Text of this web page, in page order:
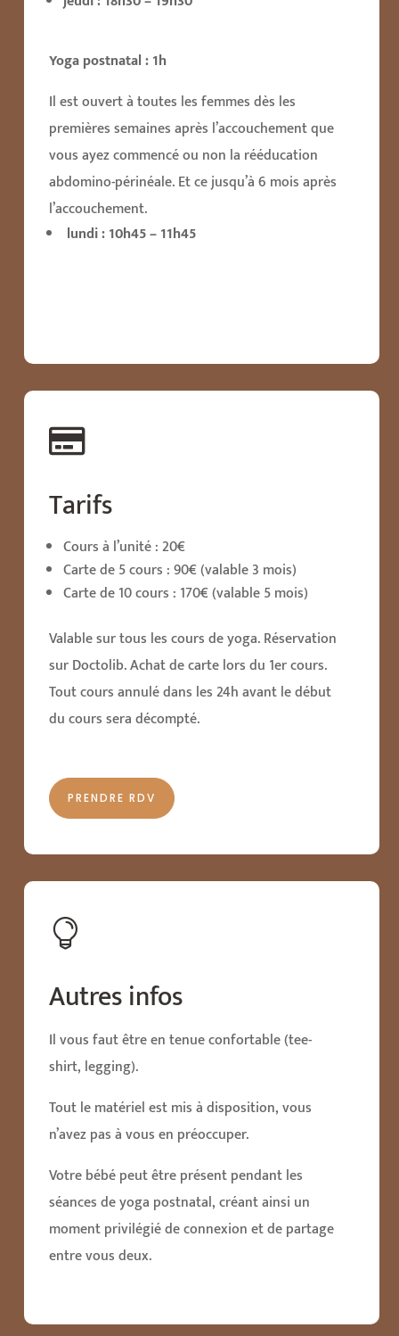
Yoga postnatal: 1h
Il est ouvert à toutes les femmes dès les
premières semaines après l’accouchement que
vous ayez commencé ou non la rééducation
abdomino-périnéale. Et ce jusqu’à 6 mois après
l’accouchement.
lundi : 10h45 – 11h45

Tarifs
Cours à l’unité : 20€
Carte de 5 cours : 90€ (valable 3 mois)
Carte de 10 cours : 170€ (valable 5 mois)
Valable sur tous les cours de yoga. Réservation
sur Doctolib. Achat de carte lors du 1er cours.
Tout cours annulé dans les 24h avant le début
du cours sera décompté.
PRENDRE RDV

Autres infos
Il vous faut être en tenue confortable (tee-
shirt, legging).
Tout le matériel est mis à disposition, vous
n’avez pas à vous en préoccuper.
Votre bébé peut être présent pendant les
séances de yoga postnatal, créant ainsi un
moment privilégié de connexion et de partage
entre vous deux.